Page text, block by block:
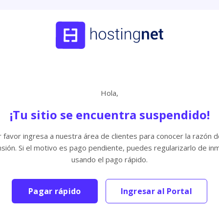
Hola,
¡Tu sitio se encuentra suspendido!
favor ingresa a nuestra área de clientes para conocer la razón
Si el motivo es pago pendiente, puedes regularizarlo de
usando el pago rápido.
Pagar rápido Ingresar al Portal